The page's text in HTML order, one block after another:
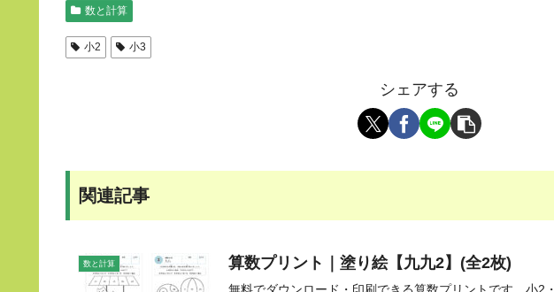
数と計算
小2 小3
シェアする
関連記事
数と計算 算数プリント｜塗り絵【九九2】(全2枚)